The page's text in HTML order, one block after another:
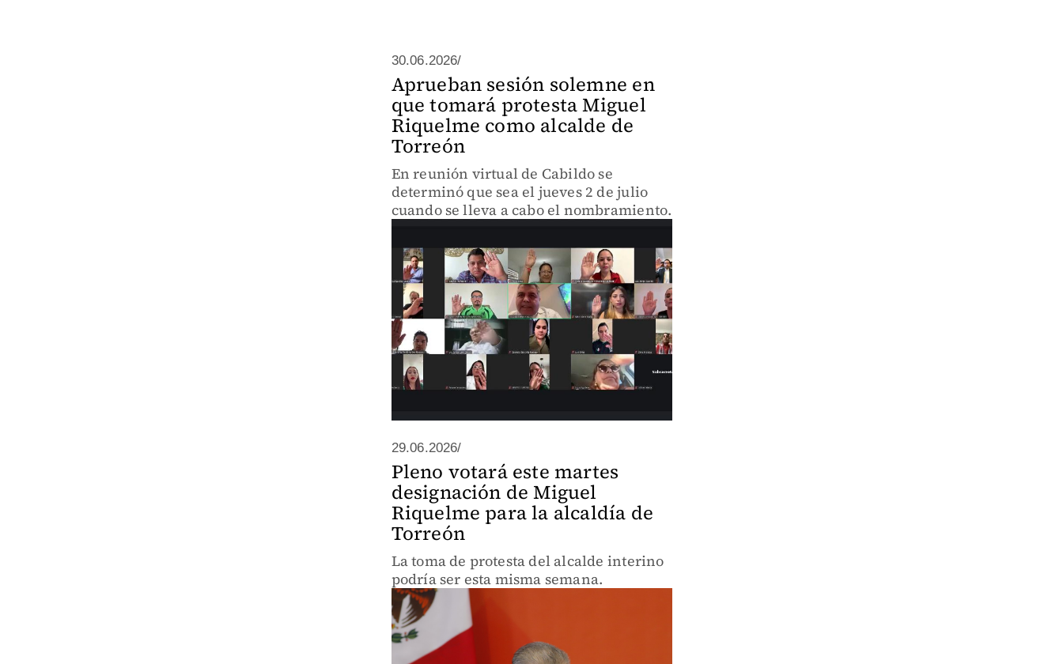
30.06.2026/
Aprueban sesión solemne en
que tomará protesta Miguel
Riquelme como alcalde de
Torreón
En reunión virtual de Cabildo se
determinó que sea el jueves 2 de julio
cuando se lleva a cabo el nombramiento.
29.06.2026/
Pleno votará este martes
designación de Miguel
Riquelme para la alcaldía de
Torreón
La toma de protesta del alcalde interino
podría ser esta misma semana.